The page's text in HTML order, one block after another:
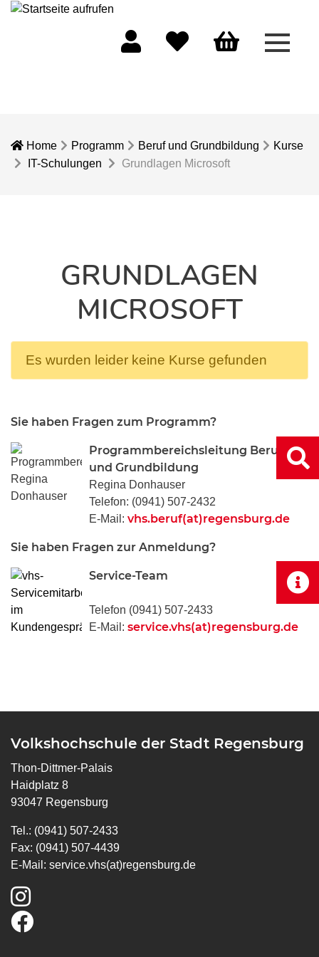
Menü
Home Programm Beruf und Grundbildung
Kurse
IT-Schulungen
Grundlagen Microsoft
GRUNDLAGEN
MICROSOFT
Es wurden leider keine Kurse gefunden
Sie haben Fragen zum Programm?
Programmbereichsleitung Beruf
und Grundbildung
Regina Donhauser
Telefon: (0941) 507-2432
E-Mail: vhs.beruf(at)regensburg.de
Sie haben Fragen zur Anmeldung?
Service-Team
Telefon (0941) 507-2433
E-Mail: service.vhs(at)regensburg.de
Volkshochschule der Stadt Regensburg
Thon-Dittmer-Palais
Haidplatz 8
93047 Regensburg
Tel.: (0941) 507-2433
Fax: (0941) 507-4439
E-Mail: service.vhs(at)regensburg.de